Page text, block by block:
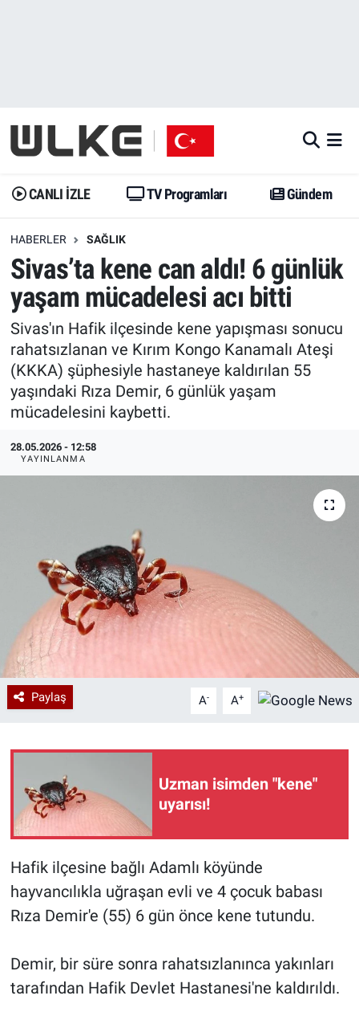
CANLI İZLE TV Programları Gündem
HABERLER SAĞLIK
Sivas’ta kene can aldı! 6 günlük
yaşam mücadelesi acı bitti
Sivas'ın Hafik ilçesinde kene yapışması sonucu
rahatsızlanan ve Kırım Kongo Kanamalı Ateşi
(KKKA) şüphesiyle hastaneye kaldırılan 55
yaşındaki Rıza Demir, 6 günlük yaşam
mücadelesini kaybetti.
28.05.2026 - 12:58
YAYINLANMA
Paylaş A- A+
Uzman isimden "kene"
uyarısı!
Hafik ilçesine bağlı Adamlı köyünde
hayvancılıkla uğraşan evli ve 4 çocuk babası
Rıza Demir'e (55) 6 gün önce kene tutundu.
Demir, bir süre sonra rahatsızlanınca yakınları
tarafından Hafik Devlet Hastanesi'ne kaldırıldı.
Gündem
Dünya
Erişim Bilgileri
Ekonomi
Trend
Özel Haberler
Gündem
Trend
Erişim Bilgileri
Spor
Ekonomi
Dünya
Erişim Bilgileri
Sağlık
Teknoloji
Ramazan
İstanbul Namaz Vakitleri
Trafik Durumu
Erişim Bilgileri
Tüm Manşetler
Son Dakika Haberleri
Haber Arşivi